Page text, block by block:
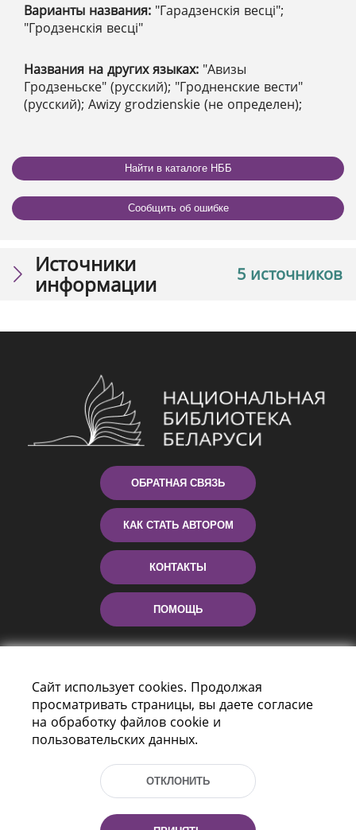
Варианты названия: "Гарадзенскія весці";
"Гродзенскія весці"
Названия на других языках: "Авизы
Гродзеньске" (русский); "Гродненские вести"
(русский); Awizy grodzienskie (не определен);
Найти в каталоге НББ
Сообщить об ошибке
5 источников
Источники
информации
ОБРАТНАЯ СВЯЗЬ
КАК СТАТЬ АВТОРОМ
КОНТАКТЫ
ПОМОЩЬ
Пр-т Независимости 116
г. Минск, Республика Беларусь, 220114
Тел.: (+375 17) 368 37 37, Факс: (+375 17)
Сайт использует cookies. Продолжая
просматривать страницы, вы даете согласие
на обработку файлов cookie и
пользовательских данных.
ОТКЛОНИТЬ